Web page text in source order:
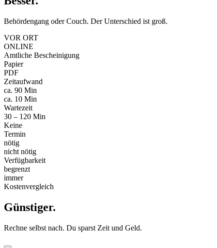
Behördengang oder Couch. Der Unterschied ist groß.
VOR ORT
ONLINE
Amtliche Bescheinigung
Papier
PDF
Zeitaufwand
ca. 90 Min
ca. 10 Min
Wartezeit
30 – 120 Min
Keine
Termin
nötig
nicht nötig
Verfügbarkeit
begrenzt
immer
Kostenvergleich
Günstiger.
Rechne selbst nach. Du sparst Zeit und Geld.